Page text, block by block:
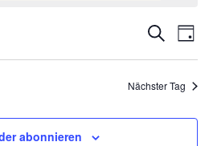
Suche
SucheTag
Nächster Tag
abonnieren